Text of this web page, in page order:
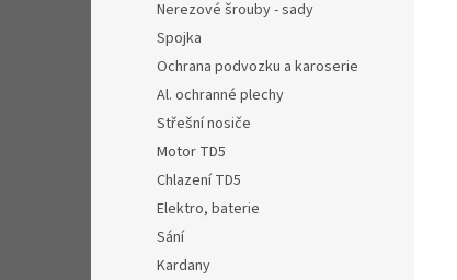
Nerezové šrouby - sady
Spojka
Ochrana podvozku a karoserie
Al. ochranné plechy
Střešní nosiče
Motor TD5
Chlazení TD5
Elektro, baterie
Sání
Kardany